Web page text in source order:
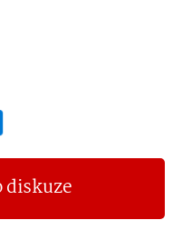
diskuze